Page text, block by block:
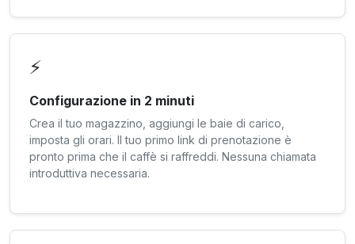
⚡
Configurazione in 2 minuti
Crea il tuo magazzino, aggiungi le baie di carico,
imposta gli orari. Il tuo primo link di prenotazione è
pronto prima che il caffè si raffreddi. Nessuna chiamata
introduttiva necessaria.